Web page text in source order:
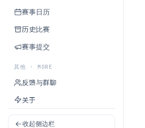
赛事日历
历史比赛
赛事提交
其他 · MORE
反馈与群聊
关于
收起侧边栏